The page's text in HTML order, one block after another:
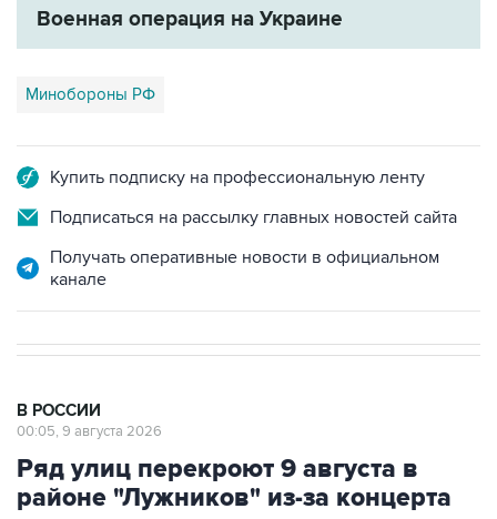
Военная операция на Украине
Минобороны РФ
Купить подписку на профессиональную ленту
Подписаться на рассылку главных новостей сайта
Получать оперативные новости в официальном
канале
В РОССИИ
00:05, 9 августа 2026
Ряд улиц перекроют 9 августа в
районе "Лужников" из-за концерта